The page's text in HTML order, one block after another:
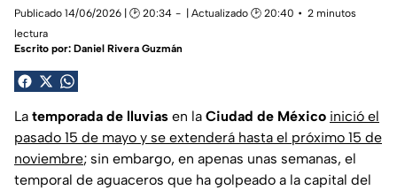
Publicado 14/06/2026 | 🕑 20:34 | Actualizado 🕑 20:40
2 minutos
lectura
Escrito por: Daniel Rivera Guzmán
La temporada de lluvias en la Ciudad de México inició el
pasado 15 de mayo y se extenderá hasta el próximo 15 de
noviembre; sin embargo, en apenas unas semanas, el
temporal de aguaceros que ha golpeado a la capital del